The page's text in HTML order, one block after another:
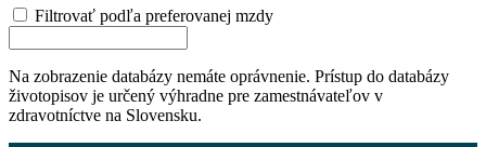
Filtrovať podľa preferovanej mzdy
Na zobrazenie databázy nemáte oprávnenie. Prístup do databázy
životopisov je určený výhradne pre zamestnávateľov v
zdravotníctve na Slovensku.